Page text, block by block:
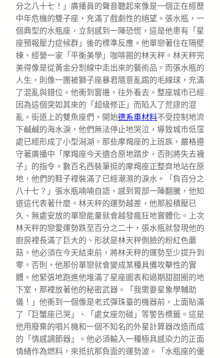
分之八十七！」廣播員的聲音聽起來像是一個正在經歷
中年危機的雙子座，充滿了戲劇性的絕望。張水瓶，一
個典型的水瓶座，立刻感到一陣恐慌，這是他患有「星
座預報壓力症候群」後的標準反應。他單戀著住在隔壁
棟、經營一家「平衡美學」咖啡館的林天秤。林天秤完
美得像是從黃金分割線中走出來的藝術品。而張水瓶的
人生，則像一團被獅子座暴君隨意亂踢的毛線球，充滿
了混亂與錯位。他衝到窗邊，往外看去。整座城市已經
因為這個突如其來的「超級修正」而陷入了荒謬的混
亂。街道上的雙魚座們，開始德系車材料不受控制地流
下鹹鹹的海水淚，他們無法停止地哭泣，導致城市低窪
處已經形成了小型潟湖。那些摩羯座的上班族，嚴格遵
守著廣播中「摩羯座今天適合原地踏步，否則將失去襪
子」的指令。數百名西裝筆挺的摩羯座正整齊地站在原
地，他們的鞋子裡裝滿了已經潮濕的淚水。「負百分之
八十七？」張水瓶喃喃自語，感到胃部一陣翻騰，他知
道這代表著什麼。林天秤的運勢越差，他那股積壓已
久、無處安放的單戀能量就會越發瘋狂地實體化。上次
林天秤的戀愛運勢跌至百分之二十，張水瓶就發現他的
廚房裡長滿了巨大的、形狀是林天秤側臉的粉紅色蘑
菇。他必須在今天結束前，將林天秤的運勢至少提升到
零。否則，他那份單戀就會變成某種具備攻擊性的實
體。他緊張地跑進他堆滿了星座圖表和過期甜甜圈的地
下室，那裡放著他的秘密武器。「我需要星象學輔助
儀！」他衝到一個像是老式彈珠臺的機器前，上面貼滿
了「巨蟹座已哭」、「處女座勿碰」等警告標籤。這是
他用廢棄的唱片機和一個不知名的外星計算器改造而成
的「情感調節器」。他必須輸入一種極具感染力的正面
情緒作為燃料，來抵抗那負面的運勢波。「水瓶座的優